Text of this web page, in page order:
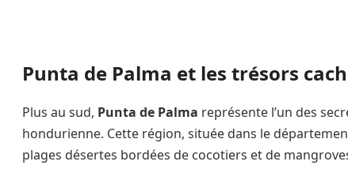
Punta de Palma et les trésors
Plus au sud, Punta de Palma représente l’un des
hondurienne. Cette région, située dans le
plages désertes bordées de cocotiers et de